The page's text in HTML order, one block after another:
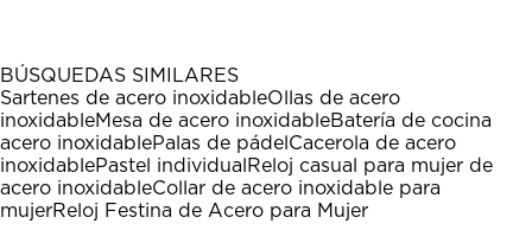
1
estrella
Esta
acción
abrirá
el
formulario
de
estrellas.
Esta
acción
abrirá
el
formulario
de
estrellas.
Esta
acción
abrirá
el
formulario
de
estrellas.
Esta
acción
abrirá
el
formulario
de
estrellas.
Esta
acción
abrirá
el
formulario
de
BÚSQUEDAS SIMILARES
Sartenes de acero inoxidableOllas de acero
inoxidableMesa de acero inoxidableBatería de cocina
acero inoxidablePalas de pádel Cacerola de acero
inoxidablePastel individual Reloj casual para mujer de
acero inoxidableCollar de acero inoxidable para
mujerReloj Festina de Acero para Mujer